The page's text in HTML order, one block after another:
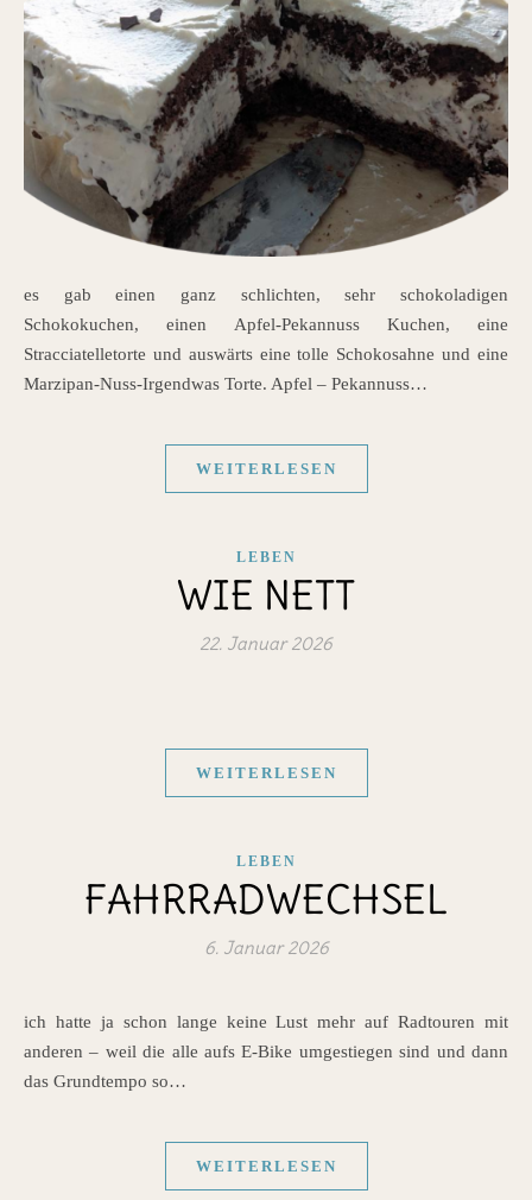
es gab einen ganz schlichten, sehr schokoladigen
Schokokuchen, einen Apfel-Pekannuss Kuchen, eine
Stracciatelletorte und auswärts eine tolle Schokosahne und eine
Marzipan-Nuss-Irgendwas Torte. Apfel – Pekannuss…
WEITERLESEN
LEBEN
WIE NETT
22. Januar 2026
WEITERLESEN
LEBEN
FAHRRADWECHSEL
6. Januar 2026
ich hatte ja schon lange keine Lust mehr auf Radtouren mit
anderen – weil die alle aufs E-Bike umgestiegen sind und dann
das Grundtempo so…
WEITERLESEN